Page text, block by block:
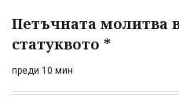
Петъчната молитва
статуквото *
преди 10 мин